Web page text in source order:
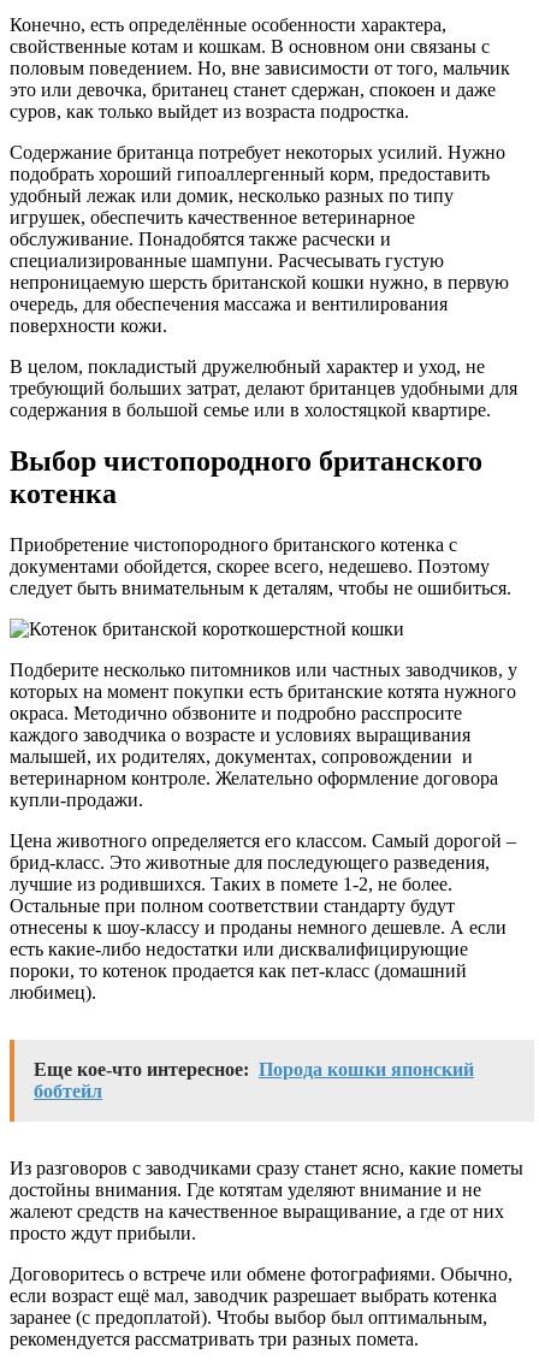
Конечно, есть определённые особенности характера,
свойственные котам и кошкам. В основном они связаны с
половым поведением. Но, вне зависимости от того, мальчик
это или девочка, британец станет сдержан, спокоен и даже
суров, как только выйдет из возраста подростка.
Содержание британца потребует некоторых усилий. Нужно
подобрать хороший гипоаллергенный корм, предоставить
удобный лежак или домик, несколько разных по типу
игрушек, обеспечить качественное ветеринарное
обслуживание. Понадобятся также расчески и
специализированные шампуни. Расчесывать густую
непроницаемую шерсть британской кошки нужно, в первую
очередь, для обеспечения массажа и вентилирования
поверхности кожи.
В целом, покладистый дружелюбный характер и уход, не
требующий больших затрат, делают британцев удобными для
содержания в большой семье или в холостяцкой квартире.
Выбор чистопородного британского
котенка
Приобретение чистопородного британского котенка с
документами обойдется, скорее всего, недешево. Поэтому
следует быть внимательным к деталям, чтобы не ошибиться.
Подберите несколько питомников или частных заводчиков, у
которых на момент покупки есть британские котята нужного
окраса. Методично обзвоните и подробно расспросите
каждого заводчика о возрасте и условиях выращивания
малышей, их родителях, документах, сопровождении и
ветеринарном контроле. Желательно оформление договора
купли-продажи.
Цена животного определяется его классом. Самый дорогой –
брид-класс. Это животные для последующего разведения,
лучшие из родившихся. Таких в помете 1-2, не более.
Остальные при полном соответствии стандарту будут
отнесены к шоу-классу и проданы немного дешевле. А если
есть какие-либо недостатки или дисквалифицирующие
пороки, то котенок продается как пет-класс (домашний
любимец).
Еще кое-что интересное: Порода кошки японский
бобтейл
Из разговоров с заводчиками сразу станет ясно, какие пометы
достойны внимания. Где котятам уделяют внимание и не
жалеют средств на качественное выращивание, а где от них
просто ждут прибыли.
Договоритесь о встрече или обмене фотографиями. Обычно,
если возраст ещё мал, заводчик разрешает выбрать котенка
заранее (с предоплатой). Чтобы выбор был оптимальным,
рекомендуется рассматривать три разных помета.